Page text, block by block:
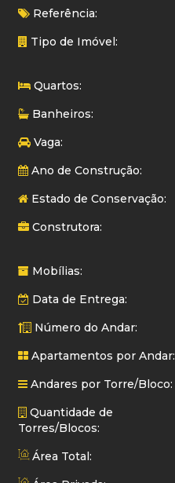
Referência:
Tipo de Imóvel:
Quartos:
Banheiros:
Vaga:
Ano de Construção:
Estado de Conservação:
Construtora:
Mobílias:
Data de Entrega:
Número do Andar:
Apartamentos por Andar:
Andares por Torre/Bloco:
Quantidade de
Torres/Blocos:
Área Total: